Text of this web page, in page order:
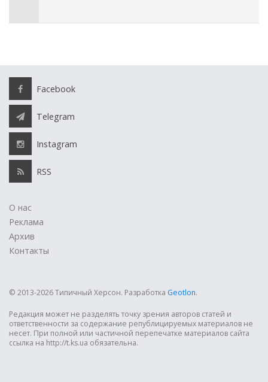
Facebook
Telegram
Instagram
RSS
О нас
Реклама
Архив
Контакты
© 2013-2026 Типичный Херсон. Разработка Geotlon.
Редакция может не разделять точку зрения авторов статей и
ответственности за содержание републицируемых материалов не
несет. При полной или частичной перепечатке материалов сайта
ссылка на http://t.ks.ua обязательна.